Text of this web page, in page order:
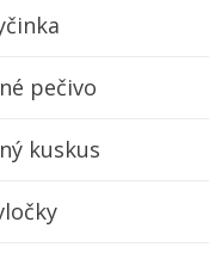
pečivo
kuskus